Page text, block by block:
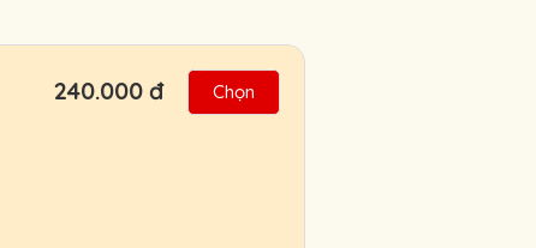
240.000 đ Chọn